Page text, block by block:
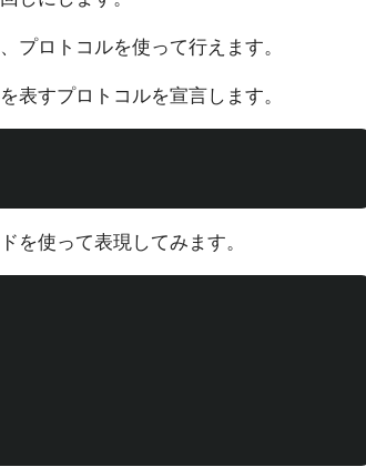
プロトコルを使って行えます。
表すプロトコルを宣言します。
を使って表現してみます。